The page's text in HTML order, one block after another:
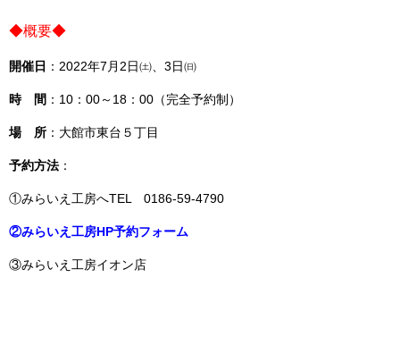
◆概要◆
開催日 ：2022年7月2日㈯、3日㈰
時 間 ：10：00～18：00（完全予約制）
場 所 ：大館市東台５丁目
予約方法 ：
①みらいえ工房へTEL 0186-59-4790
②みらいえ工房HP予約フォーム
③みらいえ工房イオン店